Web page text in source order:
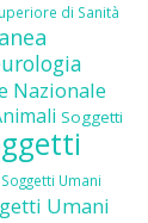
di Sanità
Nazionale
Soggetti
Soggetti Umani
Umani